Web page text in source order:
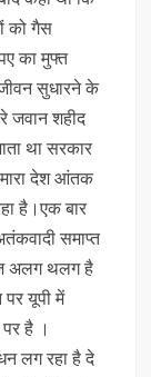
को गैस
का मुफ्त
सुधारने के
जवान शहीद
था सरकार
देश आंतक
है।एक बार
समाप्त
अलग थलग है
पर यूपी में
है ।
लग रहा है दे